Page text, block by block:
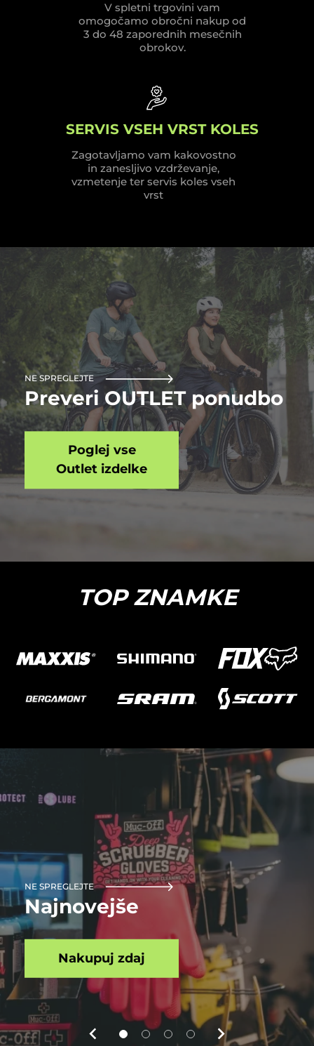
V spletni trgovini vam
omogočamo obročni nakup od
3 do 48 zaporednih mesečnih
obrokov.
SERVIS VSEH VRST KOLES
Zagotavljamo vam kakovostno
in zanesljivo vzdrževanje,
vzmetenje ter servis koles vseh
vrst
NE SPREGLEJTE
Preveri OUTLET ponudbo
Poglej vse
Outlet izdelke
TOP ZNAMKE
NE SPREGLEJTE
Najnovejše
Nakupuj zdaj